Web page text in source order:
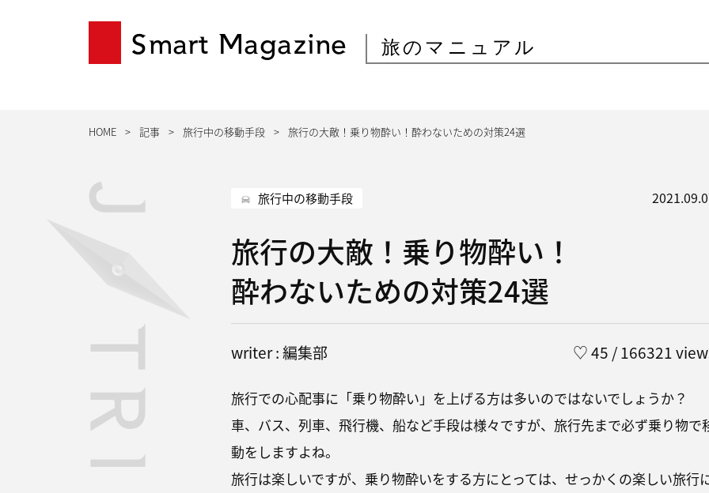
Smart Magazine 旅のマニュアル
HOME 記事 旅行中の移動手段 旅行の大敵！乗り物酔い！酔わないための対策24選
旅行中の移動手段
旅行の大敵！乗り物酔い！
酔わないための対策24選
writer : 編集部 ♡45 / 166321
旅行での心配事に「乗り物酔い」を上げる方は多いのではないでしょうか？
車、バス、列車、飛行機、船など手段は様々ですが、旅行先まで必ず乗り物で
動をしますよね。
旅行は楽しいですが、乗り物酔いをする方にとっては、せっかくの楽しい旅行